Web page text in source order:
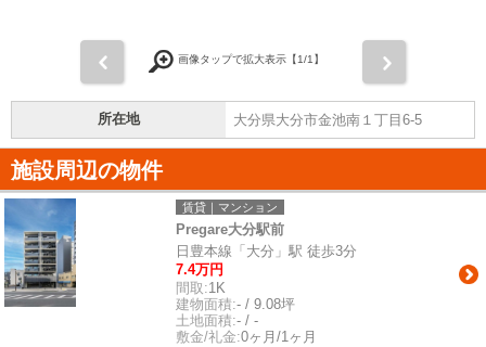
画像タップで拡大表示【1/1】
所在地 大分県大分市金池南１丁目6-5
施設周辺の物件
賃貸｜マンション
Pregare大分駅前
日豊本線「大分」駅 徒歩3分
7.4万円
間取:1K
建物面積:- / 9.08坪
土地面積:- / -
敷金/礼金:0ヶ月/1ヶ月